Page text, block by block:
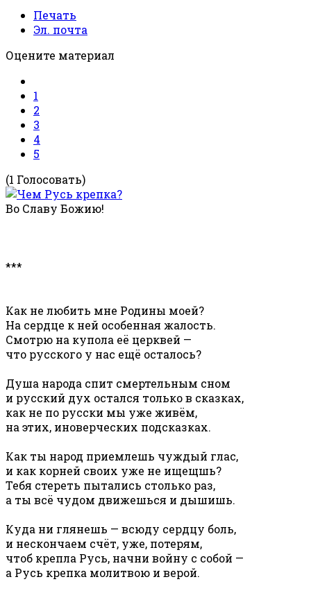
Печать
Эл. почта
Оцените материал
1
2
3
4
5
(1 Голосовать)
Во Славу Божию!
***
Как не любить мне Родины моей?
На сердце к ней особенная жалость.
Смотрю на купола её церквей —
что русского у нас ещё осталось?
Душа народа спит смертельным сном
и русский дух остался только в сказках,
как не по русски мы уже живём,
на этих, иноверческих подсказках.
Как ты народ приемлешь чуждый глас,
и как корней своих уже не ищещшь?
Тебя стереть пытались столько раз,
а ты всё чудом движешься и дышишь.
Куда ни глянешь — всюду сердцу боль,
и нескончаем счёт, уже, потерям,
чтоб крепла Русь, начни войну с собой —
а Русь крепка молитвою и верой.